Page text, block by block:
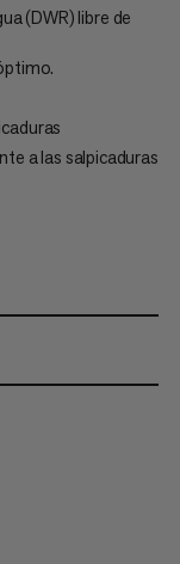
(DWR) libre de
a las salpicaduras